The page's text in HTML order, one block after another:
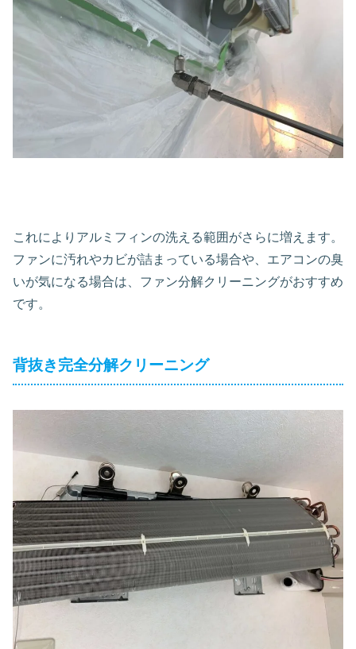
これによりアルミフィンの洗える範囲がさらに増えます。
ファンに汚れやカビが詰まっている場合や、エアコンの臭
いが気になる場合は、ファン分解クリーニングがおすすめ
です。
背抜き完全分解クリーニング